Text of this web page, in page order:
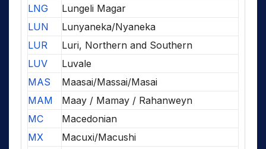
LNG
Lungeli Magar
LUN
Lunyaneka/Nyaneka
LUR
Luri, Northern and Southern
LUV
Luvale
MAS
Maasai/Massai/Masai
MAM
Maay / Mamay / Rahanweyn
MC
Macedonian
MX
Macuxi/Macushi